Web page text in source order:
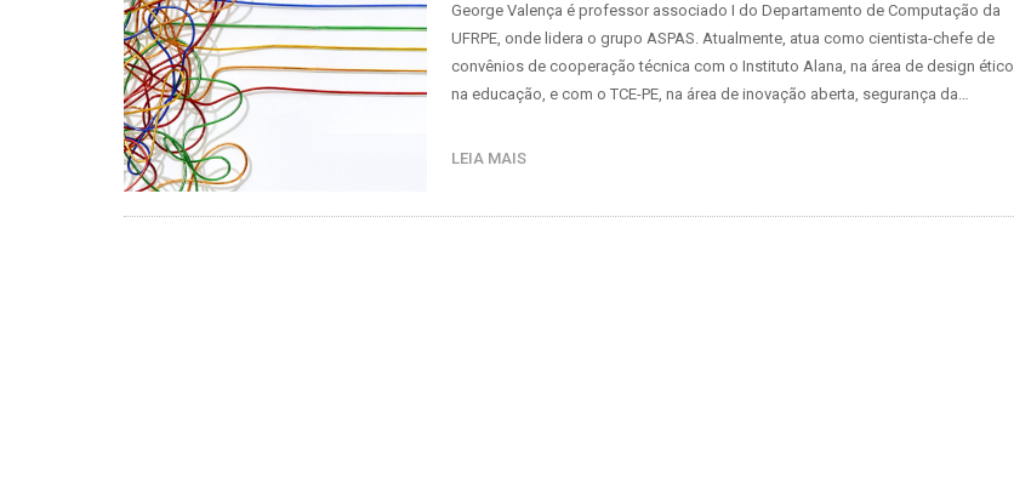
George Valença é professor associado I do Departamento de Computação da
UFRPE, onde lidera o grupo ASPAS. Atualmente, atua como cientista-chefe de
convênios de cooperação técnica com o Instituto Alana, na área de design ético
na educação, e com o TCE-PE, na área de inovação aberta, segurança da…
LEIA MAIS